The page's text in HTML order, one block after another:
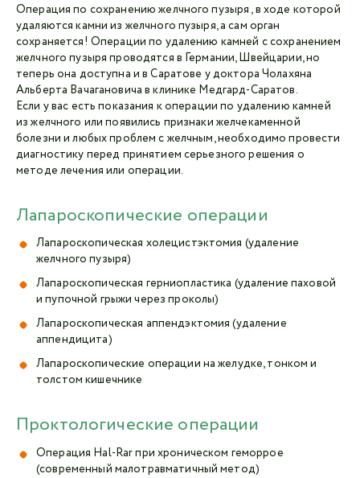
Операция по сохранению желчного пузыря , в ходе которой
удаляются камни из желчного пузыря, а сам орган
сохраняется! Операции по удалению камней с сохранением
желчного пузыря проводятся в Германии, Швейцарии, но
теперь она доступна и в Саратове у доктора Чолахяна
Альберта Вачагановича в клинике Медгард-Саратов.
Если у вас есть показания к операции по удалению камней
из желчного или появились признаки желчекаменной
болезни и любых проблем с желчным, необходимо провести
диагностику перед принятием серьезного решения о
методе лечения или операции.
Лапароскопические операции
Лапароскопическая холецистэктомия (удаление
желчного пузыря)
Лапароскопическая герниопластика (удаление паховой
и пупочной грыжи через проколы)
Лапароскопическая аппендэктомия (удаление
аппендицита)
Лапароскопические операции на желудке, тонком и
толстом кишечнике
Проктологические операции
Операция Hal-Rar при хроническом геморрое
(современный малотравматичный метод)